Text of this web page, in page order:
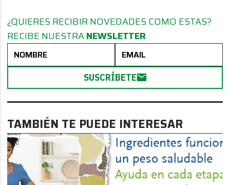
¿QUIERES RECIBIR NOVEDADES COMO ESTAS?
RECIBE NUESTRANEWSLETTER
SUSCRÍBETE
TAMBIÉN TE PUEDE INTERESAR